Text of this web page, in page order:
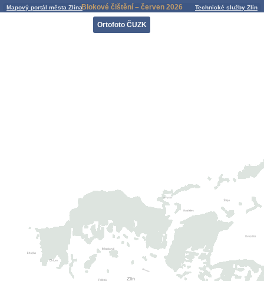
Mapový portál města ZlínaBlokové čištění – červen 2026 Technické služby Zlín
Ortofoto ČUZK